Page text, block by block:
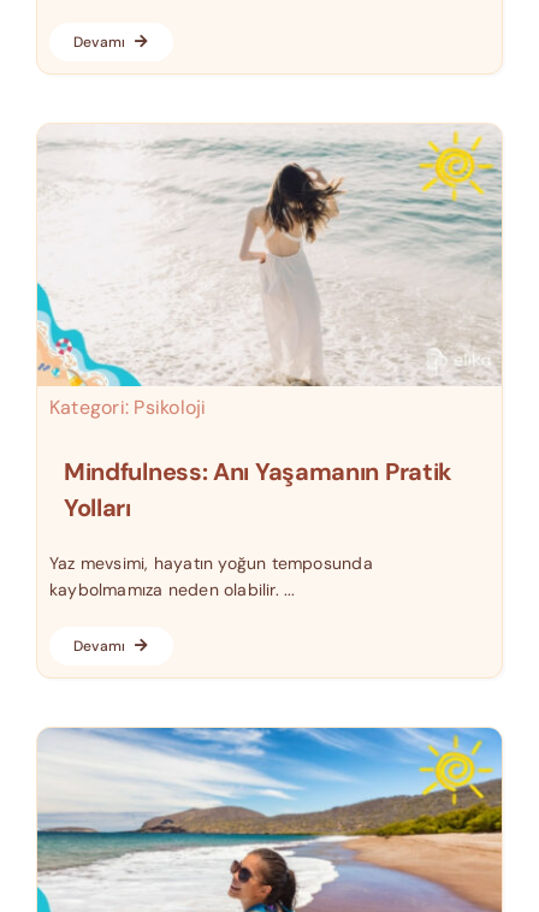
Devamı
Kategori: Psikoloji
Mindfulness: Anı Yaşamanın Pratik
Yolları
Yaz mevsimi, hayatın yoğun temposunda
kaybolmamıza neden olabilir. ...
Devamı